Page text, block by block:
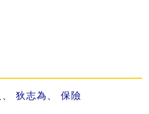
狄志為 保險